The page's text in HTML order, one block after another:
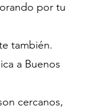
por tu
también.
a Buenos
cercanos,